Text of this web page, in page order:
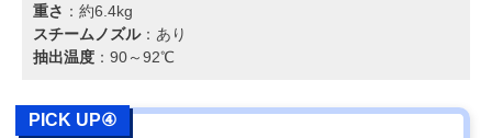
重さ ：約6.4kg
スチームノズル：あり
抽出温度 ：90～92℃
PICK UP④